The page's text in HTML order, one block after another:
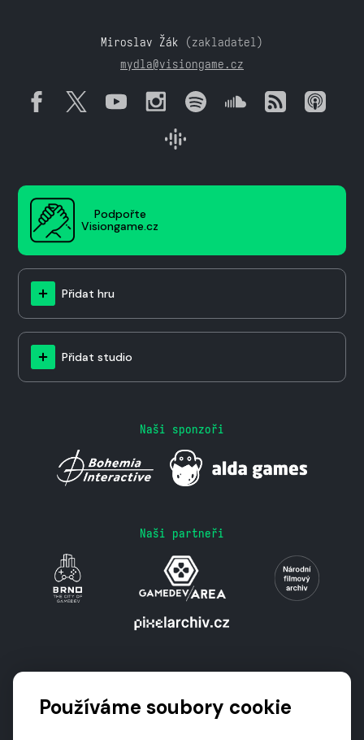
Miroslav Žák (zakladatel)
mydla@visiongame.cz
Podpořte
Visiongame.cz
Přidat hru
Přidat studio
Naši sponzoři
Naši partneři
Používáme soubory cookie